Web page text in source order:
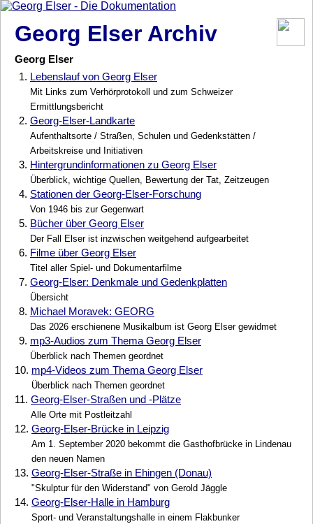
Georg Elser Archiv
Georg Elser
1. Lebenslauf von Georg Elser
Mit Links zum Verhörprotokoll und zum Schweizer
Ermittlungsbericht
2. Georg-Elser-Landkarte
Aufenthaltsorte / Straßen, Schulen und Gedenkstätten /
Arbeitskreise und Initiativen
3. Hintergrundinformationen zu Georg Elser
Überblick, wichtige Quellen, Bewertung der Tat, Zeitzeugen
4. Stationen der Georg-Elser-Forschung
Von 1946 bis zur Gegenwart
5. Bücher über Georg Elser
Der Fall Elser ist inzwischen weitgehend aufgearbeitet
6. Filme über Georg Elser
Titel aller Spiel- und Dokumentarfilme
7. Georg-Elser: Denkmale und Gedenkplatten
Übersicht
8. Michael Moravek: GEORG
Das 2026 erschienene Musikalbum ist Georg Elser gewidmet
9. mp3-Audios zum Thema Georg Elser
Überblick nach Themen geordnet
10. mp4-Videos zum Thema Georg Elser
Überblick nach Themen geordnet
11. Georg-Elser-Straßen und -Plätze
Alle Orte mit Postleitzahl
12. Georg-Elser-Brücke in Leipzig
Am 1. September 2020 bekommt die Gasthofbrücke in Lindenau
den neuen Namen
13. Georg-Elser-Straße in Ehingen (Donau)
"Skulptur für den Widerstand" von Gerold Jäggle
14. Georg-Elser-Halle in Hamburg
Sport- und Veranstaltungshalle in einem Flakbunker